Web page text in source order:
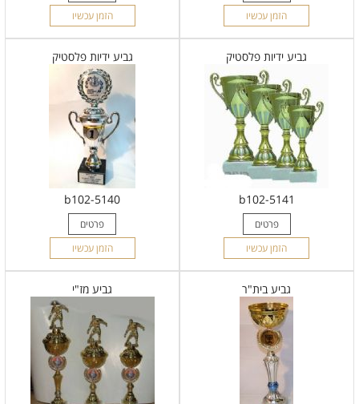
הזמן עכשיו
הזמן עכשיו
גביע ידיות פלסטיק
b102-5141
פרטים
הזמן עכשיו
גביע ידיות פלסטיק
b102-5140
פרטים
הזמן עכשיו
גביע בית"ר גביע מז"י